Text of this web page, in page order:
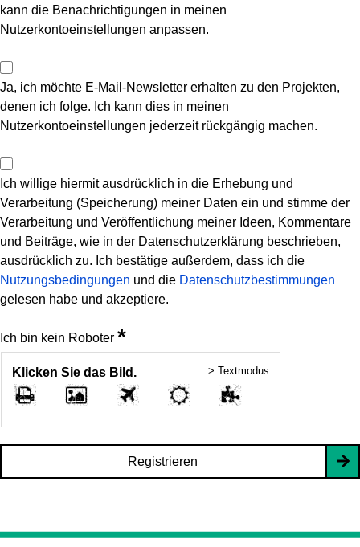
kann die Benachrichtigungen in meinen
Nutzerkontoeinstellungen anpassen.
Ja, ich möchte E-Mail-Newsletter erhalten zu den Projekten,
denen ich folge. Ich kann dies in meinen
Nutzerkontoeinstellungen jederzeit rückgängig machen.
Ich willige hiermit ausdrücklich in die Erhebung und
Verarbeitung (Speicherung) meiner Daten ein und stimme der
Verarbeitung und Veröffentlichung meiner Ideen, Kommentare
und Beiträge, wie in der Datenschutzerklärung beschrieben,
ausdrücklich zu. Ich bestätige außerdem, dass ich die
Nutzungsbedingungen und die Datenschutzbestimmungen
gelesen habe und akzeptiere.
Ich bin kein Roboter *
Klicken Sie das Bild. > Textmodus
Registrieren